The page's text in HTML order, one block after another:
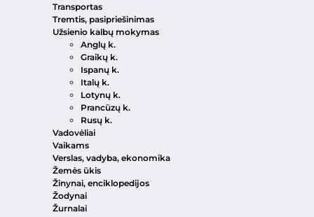
Transportas
Tremtis, pasipriešinimas
Užsienio kalbų mokymas
Anglų k.
Graikų k.
Ispanų k.
Italų k.
Lotynų k.
Prancūzų k.
Rusų k.
Vadovėliai
Vaikams
Verslas, vadyba, ekonomika
Žemės ūkis
Žinynai, enciklopedijos
Žodynai
Žurnalai